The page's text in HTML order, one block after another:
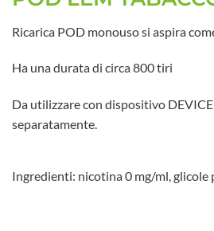
Ricarica POD monouso si aspira
Ha una durata di circa 800 tiri
Da utilizzare con dispositivo
separatamente.
Ingredienti: nicotina 0 mg/ml, glicole